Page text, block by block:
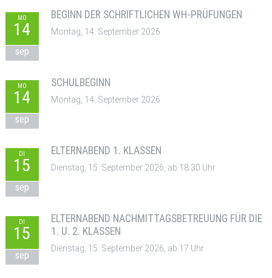
MO
14
sep
BEGINN DER SCHRIFTLICHEN WH-PRÜFUNGEN
Montag, 14. September 2026
MO
14
sep
SCHULBEGINN
Montag, 14. September 2026
DI
15
sep
ELTERNABEND 1. KLASSEN
Dienstag, 15. September 2026, ab 18:30 Uhr
DI
15
sep
ELTERNABEND NACHMITTAGSBETREUUNG FÜR DIE
1. U. 2. KLASSEN
Dienstag, 15. September 2026, ab 17 Uhr